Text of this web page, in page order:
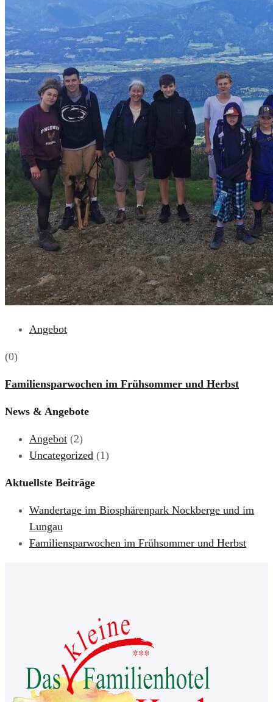
Angebot
(0)
Familiensparwochen im Frühsommer und Herbst
News & Angebote
Angebot (2)
Uncategorized (1)
Aktuellste Beiträge
Wandertage im Biosphärenpark Nockberge und im
Lungau
Familiensparwochen im Frühsommer und Herbst